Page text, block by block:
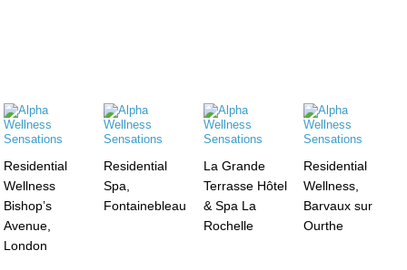
Residential
Wellness
Bishop’s
Avenue,
London
Residential
Spa,
Fontainebleau
La Grande
Terrasse Hôtel
& Spa La
Rochelle
Residential
Wellness,
Barvaux sur
Ourthe